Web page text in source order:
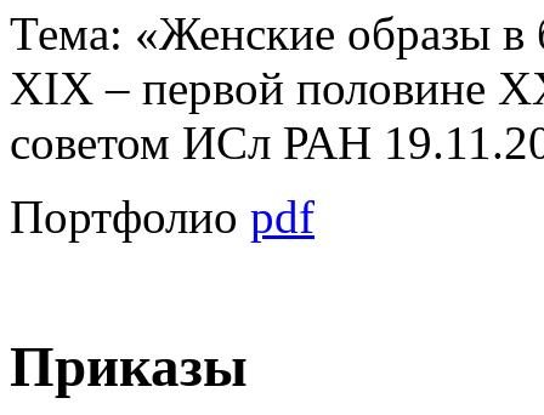
Тема: «Женские образы в
XIX – первой половине
советом ИСл РАН
Портфолио pdf
Приказы